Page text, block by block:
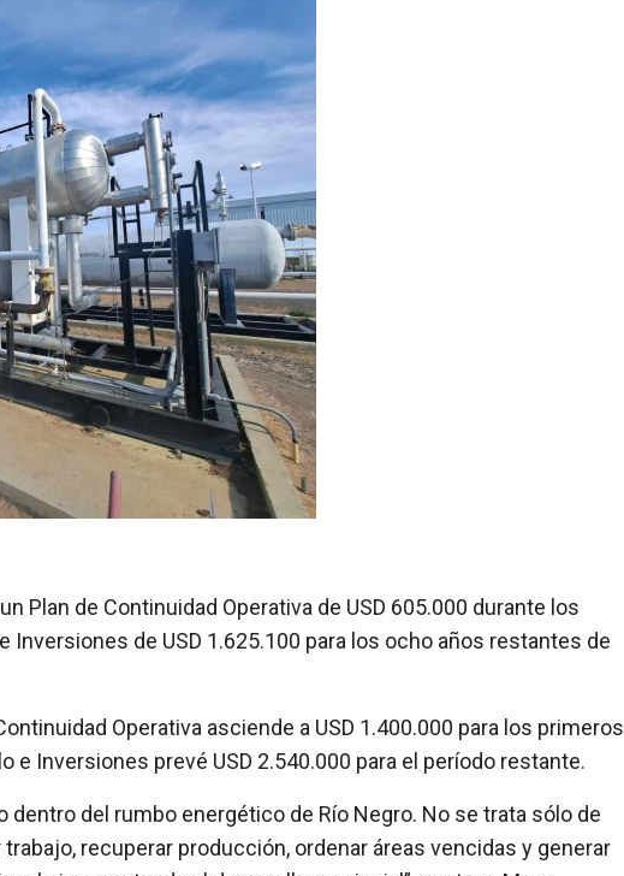
Plan de Continuidad Operativa de USD 605.000 durante los
Inversiones de USD 1.625.100 para los ocho años restantes de
Operativa asciende a USD 1.400.000 para los primeros
e Inversiones prevé USD 2.540.000 para el período restante.
del rumbo energético de Río Negro. No se trata sólo de
recuperar producción, ordenar áreas vencidas y generar